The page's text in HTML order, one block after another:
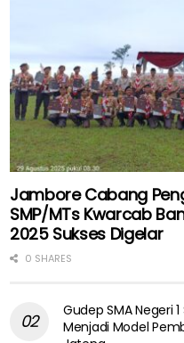
Jambore Cabang
SMP/MTs Kwarcab
2025 Sukses Digelar
0 SHARES
Gudep SMA Negeri
Menjadi Model